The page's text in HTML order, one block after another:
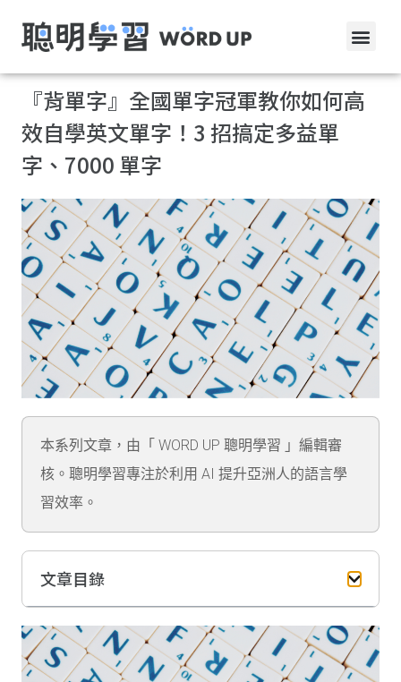
『背單字』全國單字冠軍教你如何高
效自學英文單字！3 招搞定多益單
字、7000 單字
本系列文章，由「 WORD UP 聰明學習 」編輯審
核。聰明學習專注於利用 AI 提升亞洲人的語言學
習效率。
文章目錄